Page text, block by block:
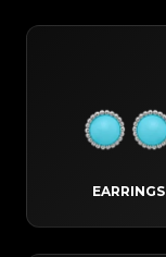
EARRINGS